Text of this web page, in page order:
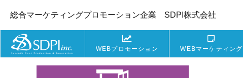
総合マーケティングプロモーション企業 SDPI株式会社
WEBプロモーション WEBマーケティング